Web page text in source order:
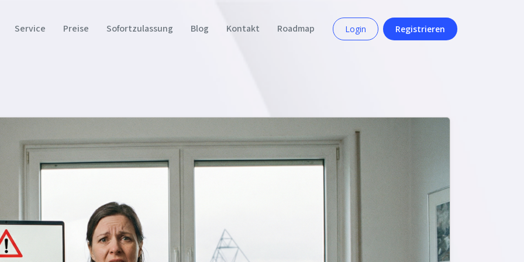
Service Preise Sofortzulassung Blog Kontakt Roadmap Login Registrieren